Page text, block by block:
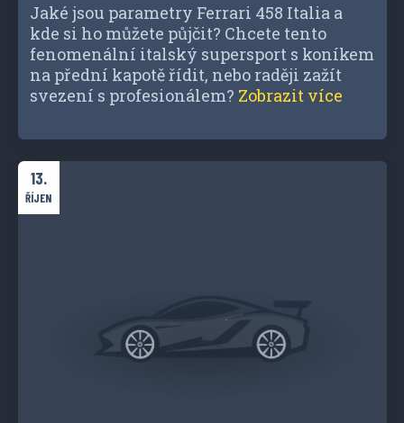
Jaké jsou parametry Ferrari 458 Italia a
kde si ho můžete půjčit? Chcete tento
fenomenální italský supersport s koníkem
na přední kapotě řídit, nebo raději zažít
svezení s profesionálem? Zobrazit více
13.
ŘÍJEN